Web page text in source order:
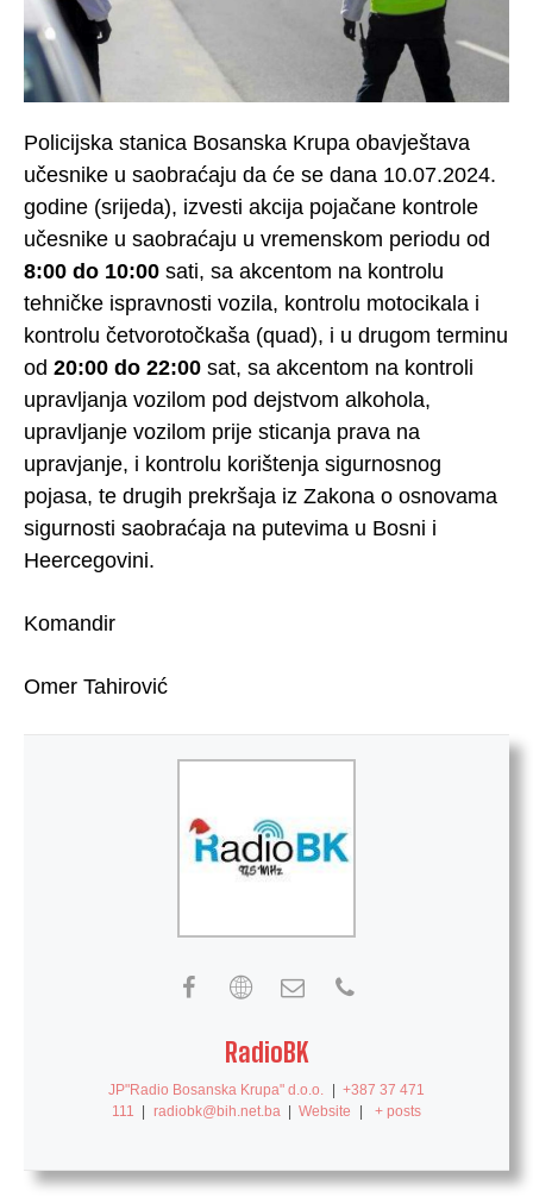
Policijska stanica Bosanska Krupa obavještava
učesnike u saobraćaju da će se dana 10.07.2024.
godine (srijeda), izvesti akcija pojačane kontrole
učesnike u saobraćaju u vremenskom periodu od
8:00 do 10:00 sati, sa akcentom na kontrolu
tehničke ispravnosti vozila, kontrolu motocikala i
kontrolu četvorotočkaša (quad), i u drugom terminu
od 20:00 do 22:00 sat, sa akcentom na kontroli
upravljanja vozilom pod dejstvom alkohola,
upravljanje vozilom prije sticanja prava na
upravjanje, i kontrolu korištenja sigurnosnog
pojasa, te drugih prekršaja iz Zakona o osnovama
sigurnosti saobraćaja na putevima u Bosni i
Heercegovini.
Komandir
Omer Tahirović
RadioBK
JP"Radio Bosanska Krupa" d.o.o.
+387 37 471
111
radiobk@bih.net.ba Website + posts